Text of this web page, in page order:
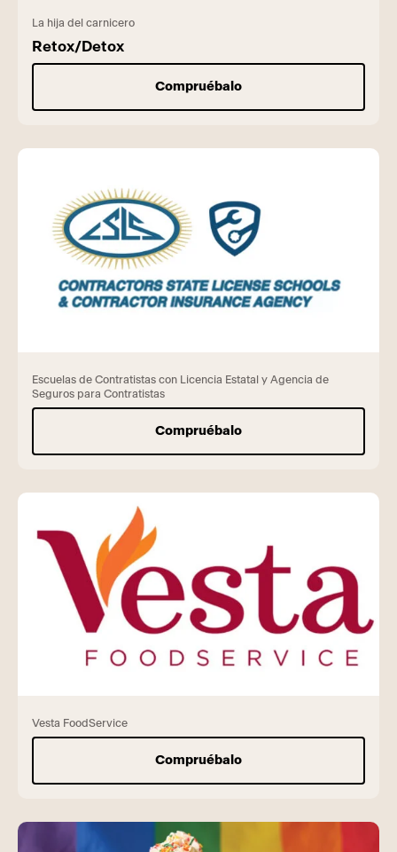
La hija del carnicero
Retox/Detox
Compruébalo
Escuelas de Contratistas con Licencia Estatal y Agencia de
Seguros para Contratistas
Compruébalo
Vesta FoodService
Compruébalo